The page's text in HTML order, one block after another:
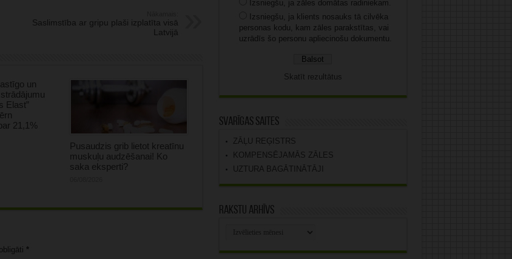
Saslimstība ar gripu plaši izplatīta visā
Latvijā
un
Elast”
21,1%
Pusaudzis grib lietot kreatīnu
muskuļu audzēšanai! Ko
saka eksperti?
*
Izsniegšu, ja zāles domātas radiniekam.
Izsniegšu, ja klients nosauks tā cilvēka
personas kodu, kam zāles parakstītas, vai
uzrādīs šo personu apliecinošu dokumentu.
Skatīt rezultātus
Svarīgas saites
ZĀĻU REĢISTRS
KOMPENSĒJAMĀS ZĀLES
UZTURA BAGĀTINĀTĀJI
Rakstu arhīvs